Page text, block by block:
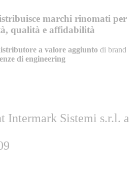
marchi rinomati per
qualità e affidabilità
a valore aggiunto di brand
di engineering
Intermark Sistemi s.r.l. a